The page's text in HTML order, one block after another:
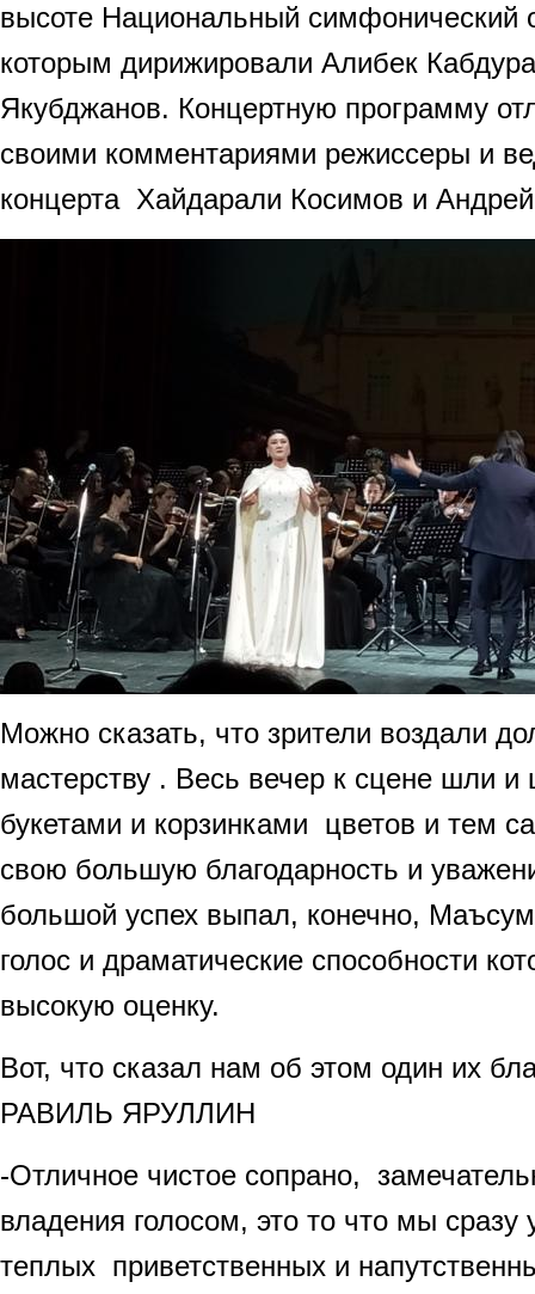
высоте Национальный симфонический
которым дирижировали Алибек
Якубджанов. Концертную программу
своими комментариями режиссеры и
концерта Хайдарали Косимов и
Можно сказать, что зрители воздали
мастерству . Весь вечер к сцене шли
букетами и корзинками цветов и тем
свою большую благодарность и
большой успех выпал, конечно,
голос и драматические способности
высокую оценку.
Вот, что сказал нам об этом один их
РАВИЛЬ ЯРУЛЛИН
-Отличное чистое сопрано,
владения голосом, это то что мы
теплых приветственных и